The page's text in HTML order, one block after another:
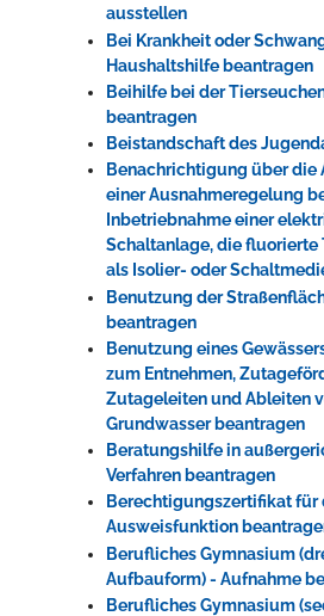
ausstellen
Bei Krankheit oder
Haushaltshilfe beantragen
Beihilfe bei der
beantragen
Beistandschaft des
Benachrichtigung über die
einer Ausnahmeregelung
Inbetriebnahme einer
Schaltanlage, die fluorierte
als Isolier- oder
Benutzung der
beantragen
Benutzung eines
zum Entnehmen,
Zutageleiten und Ableiten
Grundwasser beantragen
Beratungshilfe in
Verfahren beantragen
Berechtigungszertifikat für
Ausweisfunktion
Berufliches Gymnasium
Aufbauform) - Aufnahme
Berufliches Gymnasium